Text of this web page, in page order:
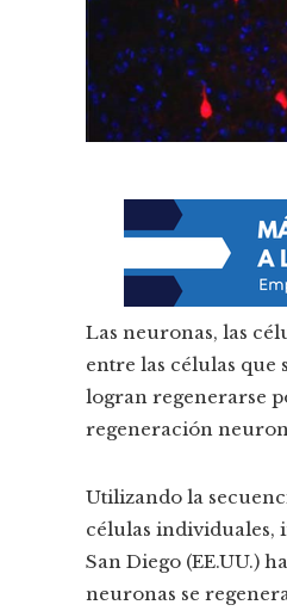
Las neuronas, las
entre las células que
logran regenerarse
regeneración
Utilizando la
células individuales,
San Diego (EE.UU.)
neuronas se